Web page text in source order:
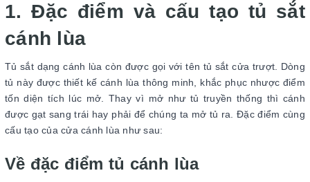
1. Đặc điểm và cấu tạo tủ sắt
cánh lùa
Tủ sắt dạng cánh lùa còn được gọi với tên tủ sắt cửa trượt. Dòng
tủ này được thiết kế cánh lùa thông minh, khắc phục nhược điểm
tốn diện tích lúc mở. Thay vì mở như tủ truyền thống thì cánh
được gạt sang trái hay phải để chúng ta mở tủ ra. Đặc điểm cùng
cấu tạo của cửa cánh lùa như sau:
Về đặc điểm tủ cánh lùa